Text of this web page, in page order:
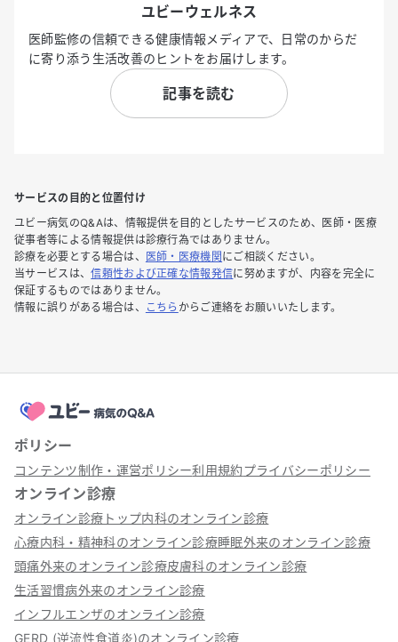
ユビーウェルネス
医師監修の信頼できる健康情報メディアで、日常のからだ
に寄り添う生活改善のヒントをお届けします。
記事を読む
サービスの目的と位置付け
ユビー病気のQ&Aは、情報提供を目的としたサービスのため、医師・医療
従事者等による情報提供は診療行為ではありません。
診療を必要とする場合は、
医師・医療機関 にご相談ください。
当サービスは、信頼性および正確な情報発信に努めますが、内容を完全に
保証するものではありません。
情報に誤りがある場合は、
こちら からご連絡をお願いいたします。
ポリシー
コンテンツ制作・運営ポリシー利用規約プライバシーポリシー
オンライン診療
オンライン診療トップ内科のオンライン診療
心療内科・精神科のオンライン診療睡眠外来のオンライン診療
頭痛外来のオンライン診療皮膚科のオンライン診療
生活習慣病外来のオンライン診療
インフルエンザのオンライン診療
GERD (逆流性食道炎)のオンライン診療